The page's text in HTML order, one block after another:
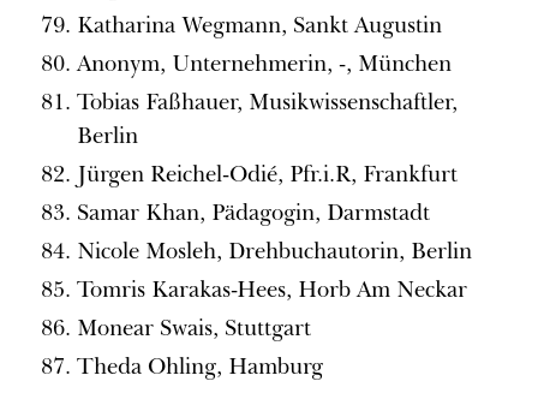
Katharina Wegmann, Sankt Augustin
Anonym, Unternehmerin, -, München
Tobias Faßhauer, Musikwissenschaftler,
Berlin
Jürgen Reichel-Odié, Pfr.i.R, Frankfurt
Samar Khan, Pädagogin, Darmstadt
Nicole Mosleh, Drehbuchautorin, Berlin
Tomris Karakas-Hees, Horb Am Neckar
Monear Swais, Stuttgart
Theda Ohling, Hamburg